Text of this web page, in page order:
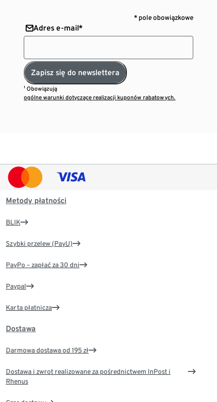
* pole obowiązkowe
Adres e-mail*
Zapisz się do newslettera
¹ Obowiązują
ogólne warunki dotyczące realizacji kuponów rabatowych.
Metody płatności
BLIK
Szybki przelew (PayU)
PayPo – zapłać za 30 dni
Paypal
Karta płatnicza
Dostawa
Darmowa dostawa od 195 zł
Dostawa i zwrot realizowane za pośrednictwem InPost i
Rhenus